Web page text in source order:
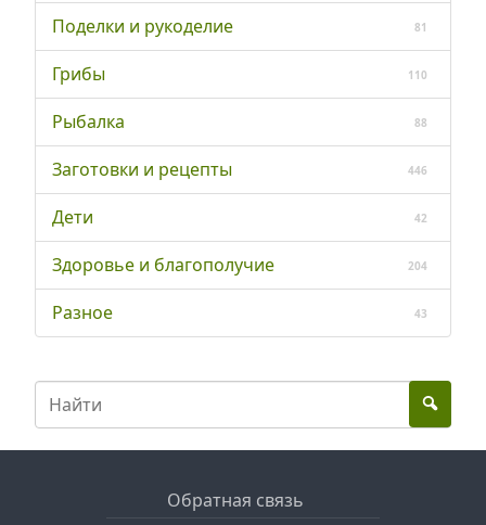
Поделки и рукоделие 81
Грибы 110
Рыбалка 88
Заготовки и рецепты 446
Дети 42
Здоровье и благополучие 204
Разное 43
Обратная связь